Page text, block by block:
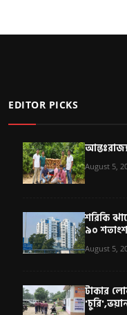
EDITOR PICKS
August 5,
শরিকি
৯০
August 5,
টাকার